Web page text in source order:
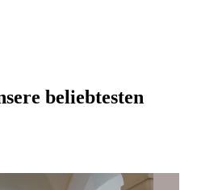
beliebtesten